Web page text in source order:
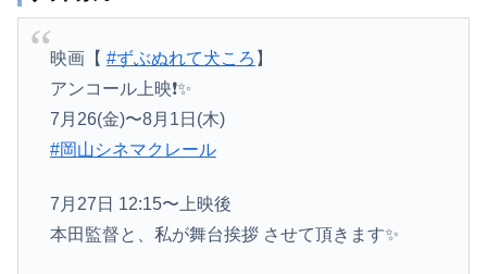
映画【 #ずぶぬれて犬ころ 】
アンコール上映❗️✨
7月26(金)〜8月1日(木)
#岡山シネマクレール
7月27日 12:15〜上映後
本田監督と、私が舞台挨拶 させて頂きます✨